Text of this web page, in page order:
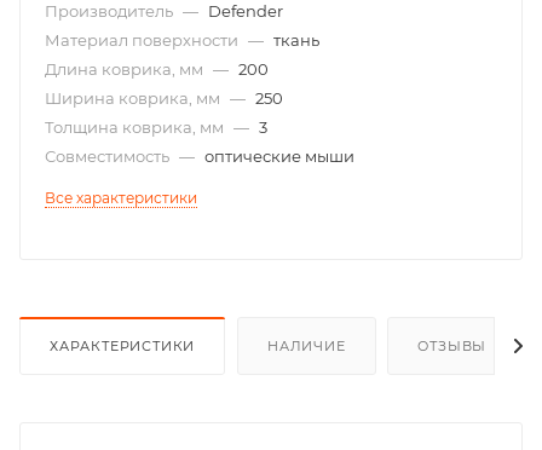
Производитель — Defender
Материал поверхности — ткань
Длина коврика, мм — 200
Ширина коврика, мм — 250
Толщина коврика, мм — 3
Совместимость — оптические мыши
Все характеристики
ХАРАКТЕРИСТИКИ НАЛИЧИЕ ОТЗЫВЫ